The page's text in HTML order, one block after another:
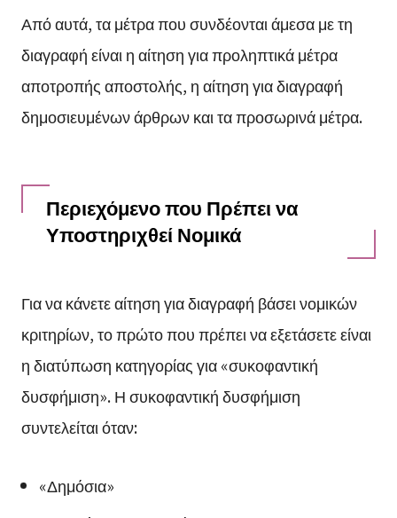
Από αυτά, τα μέτρα που συνδέονται άμεσα με τη
διαγραφή είναι η αίτηση για προληπτικά μέτρα
αποτροπής αποστολής, η αίτηση για διαγραφή
δημοσιευμένων άρθρων και τα προσωρινά μέτρα.
Περιεχόμενο που Πρέπει να
Υποστηριχθεί Νομικά
Για να κάνετε αίτηση για διαγραφή βάσει νομικών
κριτηρίων, το πρώτο που πρέπει να εξετάσετε είναι
η διατύπωση κατηγορίας για «συκοφαντική
δυσφήμιση». Η συκοφαντική δυσφήμιση
συντελείται όταν:
«Δημόσια»